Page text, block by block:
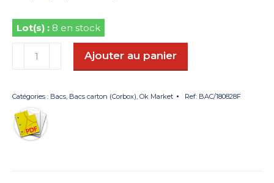
8 en stock
230x150
Ajouter au panier
Catégories : Bacs, Bacs carton (Corbox), Ok Market Ref: BAC/180828F